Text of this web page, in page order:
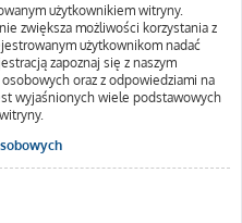
użytkownikiem witryny.
zwiększa możliwości korzystania z
użytkownikom nadać
zapoznaj się z naszym
oraz z odpowiedziami na
wyjaśnionych wiele podstawowych